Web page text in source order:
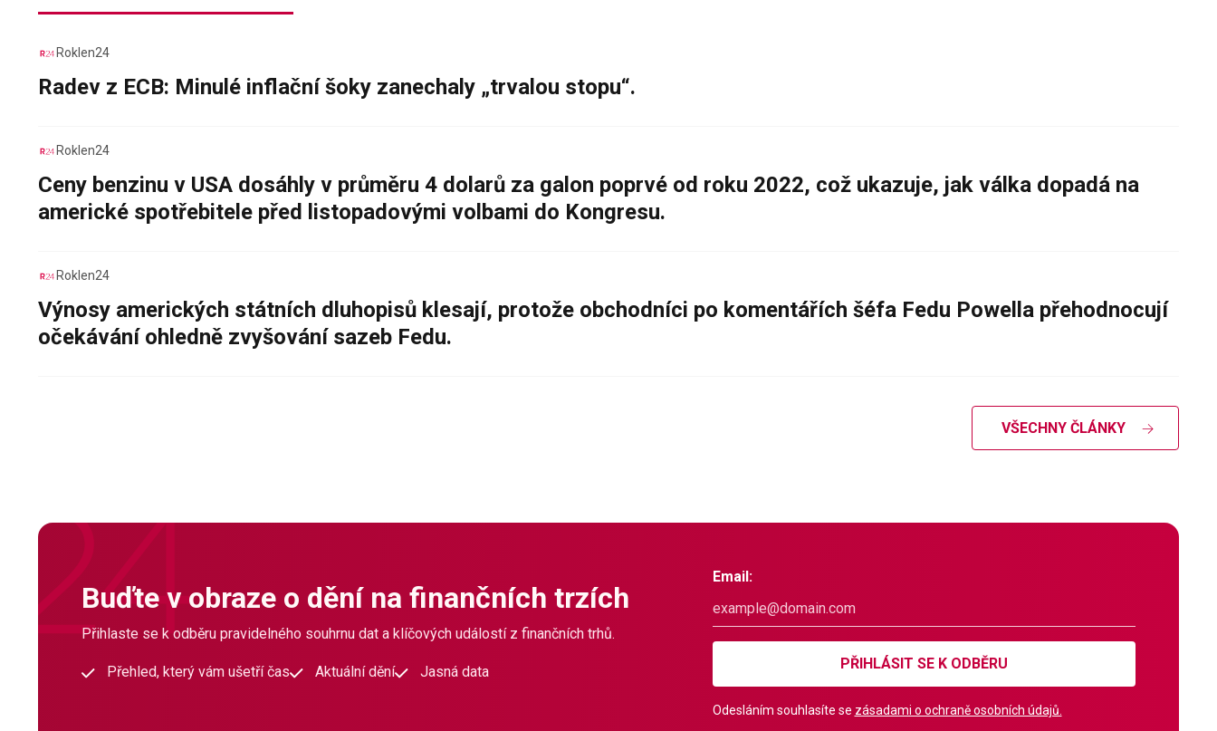
Roklen24
Radev z ECB: Minulé inflační šoky zanechaly „trvalou stopu“.
Roklen24
Ceny benzinu v USA dosáhly v průměru 4 dolarů za galon poprvé od roku 2022, což ukazuje, jak válka dopadá na
americké spotřebitele před listopadovými volbami do Kongresu.
Roklen24
Výnosy amerických státních dluhopisů klesají, protože obchodníci po komentářích šéfa Fedu Powella přehodnocují
očekávání ohledně zvyšování sazeb Fedu.
VŠECHNY ČLÁNKY
Buďte v obraze o dění na finančních trzích
Přihlaste se k odběru pravidelného souhrnu dat a klíčových událostí z finančních trhů.
Přehled, který vám ušetří čas Aktuální dění Jasná data
Email:
PŘIHLÁSIT SE K ODBĚRU
Odesláním souhlasíte se zásadami o ochraně osobních údajů.